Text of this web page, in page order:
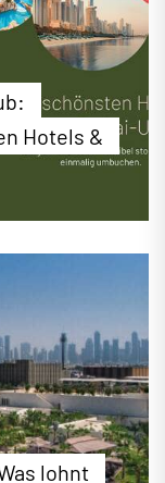
Hotels &
Trip oder
online
lohnt